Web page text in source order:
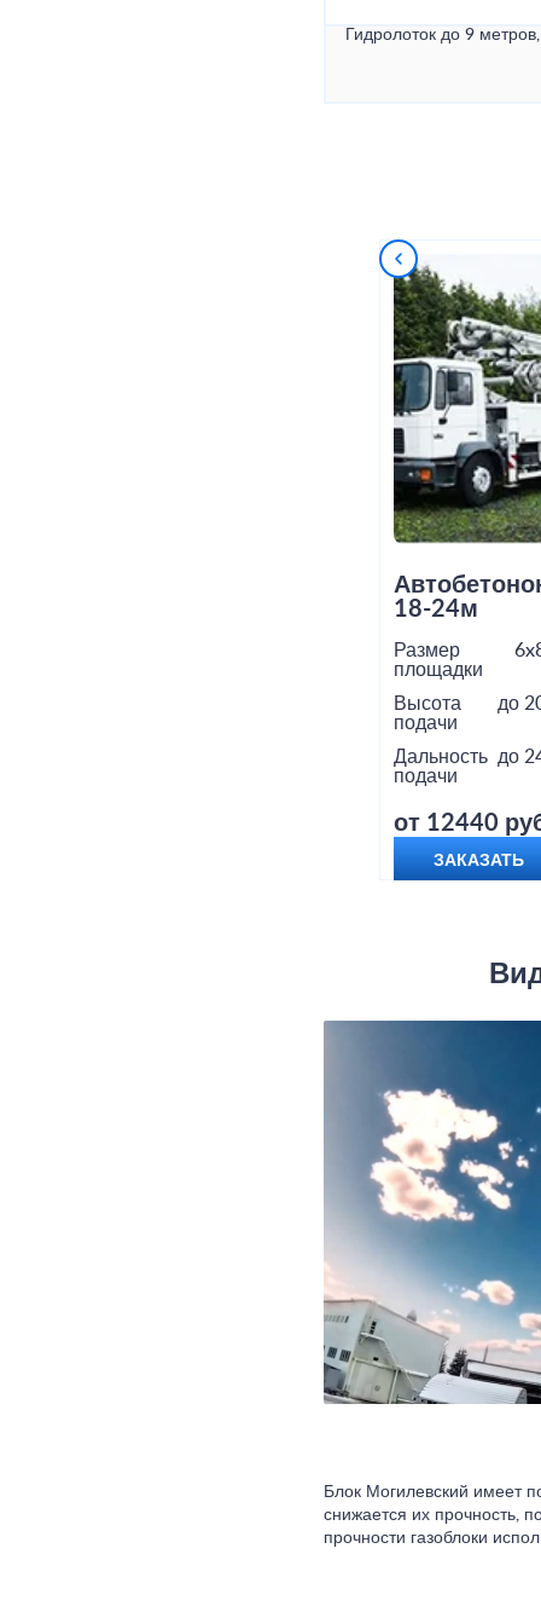
Гидролоток до 9
18-24м
Размер
площадки
Высота
подачи
до
Дальность
подачи
до
от 12440
ЗАКАЗАТЬ
Блок Могилевский имеет
снижается их прочность,
прочности газоблоки